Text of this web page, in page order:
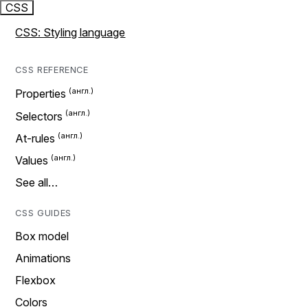
CSS
CSS: Styling language
CSS REFERENCE
Properties
Selectors
At-rules
Values
See all…
CSS GUIDES
Box model
Animations
Flexbox
Colors